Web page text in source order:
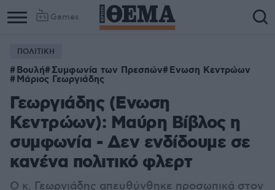
Games
Column
1
Column
2
ΠΟΛΙΤΙΚΗ
Βουλή Συμφωνία των Πρεσπών Ενωση Κεντρώων
Μάριος Γεωργιάδης
Γεωργιάδης (Ενωση
Κεντρώων): Μαύρη Bίβλος η
συμφωνία - Δεν ενδίδουμε σε
κανένα πολιτικό φλερτ
Ο κ. Γεωργιάδης απευθύνθηκε προσωπικά στον